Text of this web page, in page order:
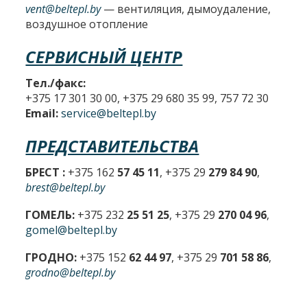
vent@beltepl.by— вентиляция, дымоудаление,
воздушное отопление
СЕРВИСНЫЙ ЦЕНТР
Тел./факс:
+375 17 301 30 00, +375 29 680 35 99, 757 72 30
Email: service@beltepl.by
ПРЕДСТАВИТЕЛЬСТВА
БРЕСТ : +375 162 57 45 11, +375 29 279 84 90,
brest@beltepl.by
ГОМЕЛЬ: +375 232 25 51 25, +375 29 270 04 96,
gomel@beltepl.by
ГРОДНО: +375 152 62 44 97, +375 29 701 58 86,
grodno@beltepl.by